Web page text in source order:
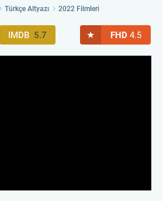
Türkçe Altyazı 2022 Filmleri
IMDB 5.7 ★ FHD 4.5